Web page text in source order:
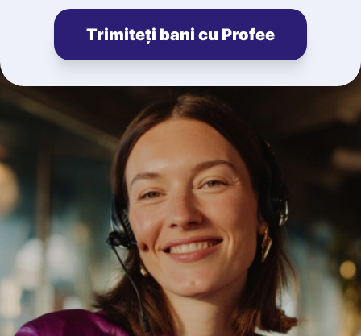
Trimiteți bani cu Profee